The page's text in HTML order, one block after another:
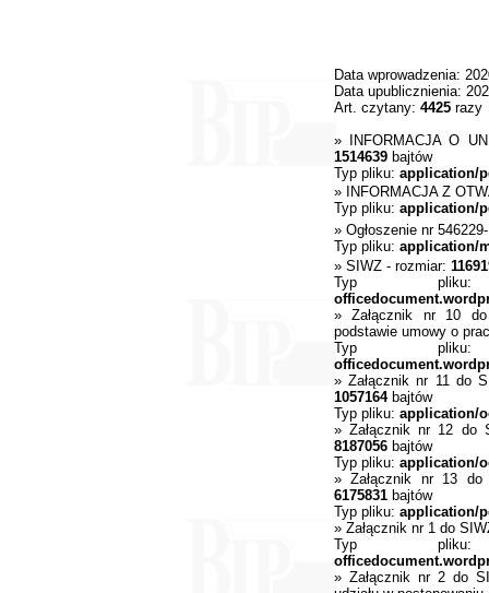
Data wprowadzenia:
Data upublicznienia:
Art. czytany: 4425razy
»
INFORMACJA O
1514639bajtów
Typ pliku: application/
»
INFORMACJA Z
Typ pliku: application/
» Ogłoszenie nr
Typ pliku: application/
» SIWZ- rozmiar:
Typ
» Załącznik nr 10
podstawie umowy o
Typ
» Załącznik nr 11 do
1057164bajtów
Typ pliku: application/
» Załącznik nr 12 do
8187056bajtów
Typ pliku: application/
»Załącznik nr 13
6175831bajtów
Typ pliku: application/
» Załącznik nr 1 do
Typ
» Załącznik nr 2 do